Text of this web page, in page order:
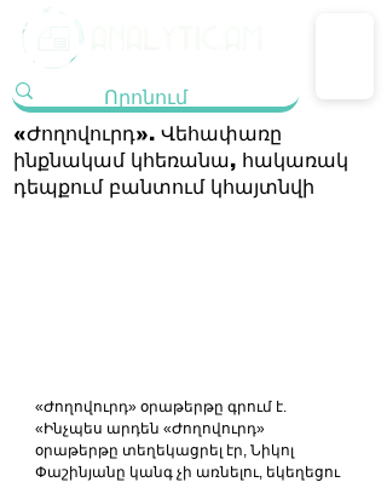
«Ժողովուրդ». Վեհափառը
ինքնակամ կհեռանա, հակառակ
դեպքում բանտում կհայտնվի
«Ժողովուրդ» օրաթերթը գրում է.
«Ինչպես արդեն «Ժողովուրդ»
օրաթերթը տեղեկացրել էր, Նիկոլ
Փաշինյանը կանգ չի առնելու, եկեղեցու